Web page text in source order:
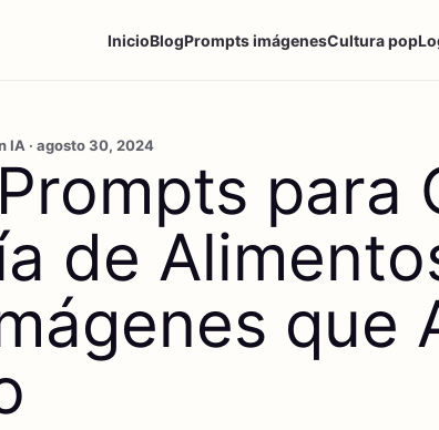
InicioBlogPrompts imágenesCultura pop
IA · agosto 30, 2024
para
de
que